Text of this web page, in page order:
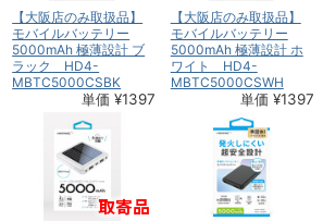
【大阪店のみ取扱品】
モバイルバッテリー
5000mAh 極薄設計 ブ
ラック HD4-
MBTC5000CSBK
単価 ¥1397
【大阪店のみ取扱品】
モバイルバッテリー
5000mAh 極薄設計 ホ
ワイト HD4-
MBTC5000CSWH
単価 ¥1397